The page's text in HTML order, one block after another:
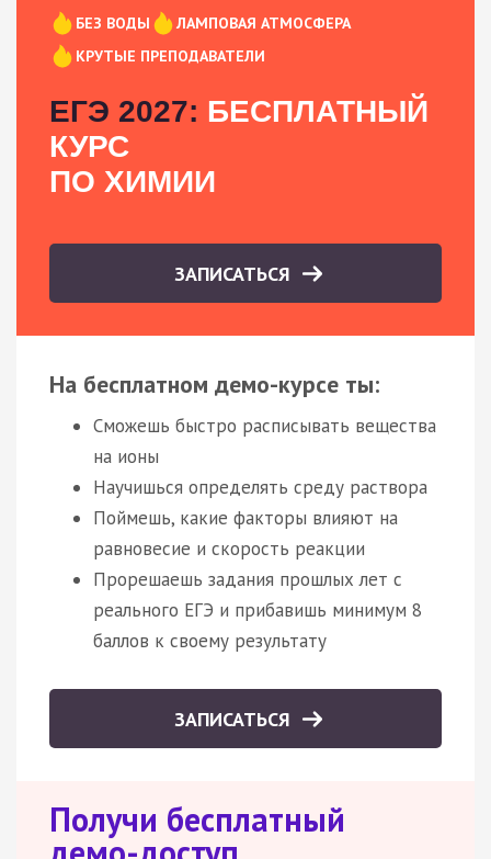
БЕЗ ВОДЫ
ЛАМПОВАЯ АТМОСФЕРА
КРУТЫЕ ПРЕПОДАВАТЕЛИ
ЕГЭ 2027: БЕСПЛАТНЫЙ
КУРС
ПО ХИМИИ
ЗАПИСАТЬСЯ
На бесплатном демо-курсе ты:
Сможешь быстро расписывать вещества
на ионы
Научишься определять среду раствора
Поймешь, какие факторы влияют на
равновесие и скорость реакции
Прорешаешь задания прошлых лет с
реального ЕГЭ и прибавишь минимум 8
баллов к своему результату
ЗАПИСАТЬСЯ
Получи бесплатный